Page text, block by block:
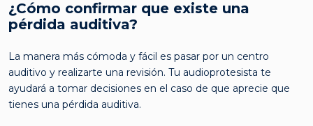
¿Cómo confirmar que existe una
pérdida auditiva?
La manera más cómoda y fácil es pasar por un centro
auditivo y realizarte una revisión. Tu audioprotesista te
ayudará a tomar decisiones en el caso de que aprecie que
tienes una pérdida auditiva.